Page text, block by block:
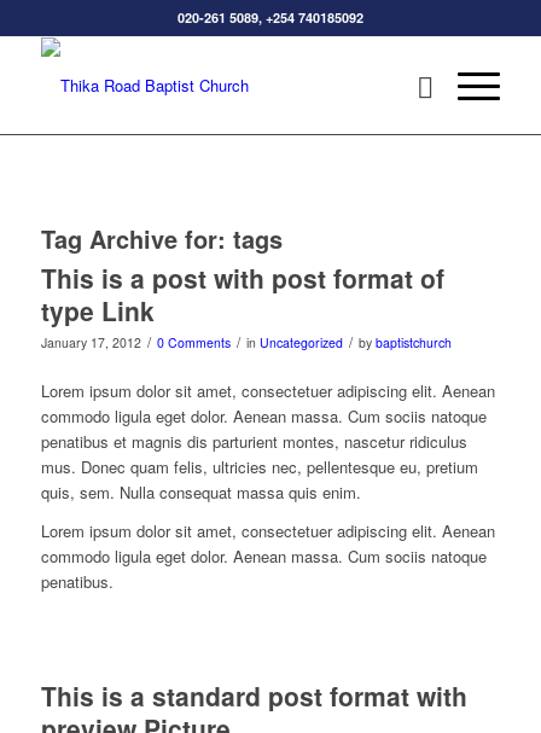
020-261 5089, +254 740185092
Tag Archive for: tags
This is a post with post format of
type Link
January 17, 2012 / 0 Comments / in Uncategorized / by baptistchurch
Lorem ipsum dolor sit amet, consectetuer adipiscing elit. Aenean
commodo ligula eget dolor. Aenean massa. Cum sociis natoque
penatibus et magnis dis parturient montes, nascetur ridiculus
mus. Donec quam felis, ultricies nec, pellentesque eu, pretium
quis, sem. Nulla consequat massa quis enim.
Lorem ipsum dolor sit amet, consectetuer adipiscing elit. Aenean
commodo ligula eget dolor. Aenean massa. Cum sociis natoque
penatibus.
This is a standard post format with